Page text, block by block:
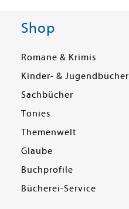
Shop
Romane & Krimis
Kinder- & Jugendbücher
Sachbücher
Tonies
Themenwelt
Glaube
Buchprofile
Bücherei-Service